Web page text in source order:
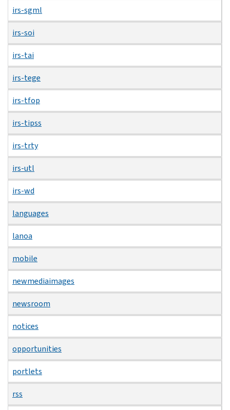
irs-sgml
irs-soi
irs-tai
irs-tege
irs-tfop
irs-tipss
irs-trty
irs-utl
irs-wd
languages
lanoa
mobile
newmediaimages
newsroom
notices
opportunities
portlets
rss